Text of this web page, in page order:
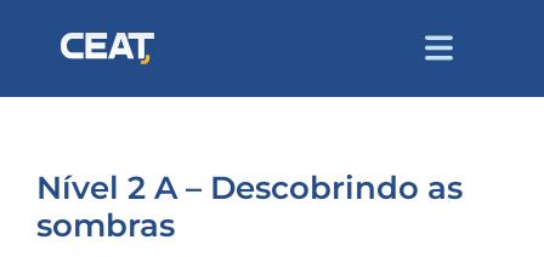
Nível 2 A – Descobrindo as
sombras